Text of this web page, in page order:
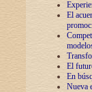
El
El
En
Nueva